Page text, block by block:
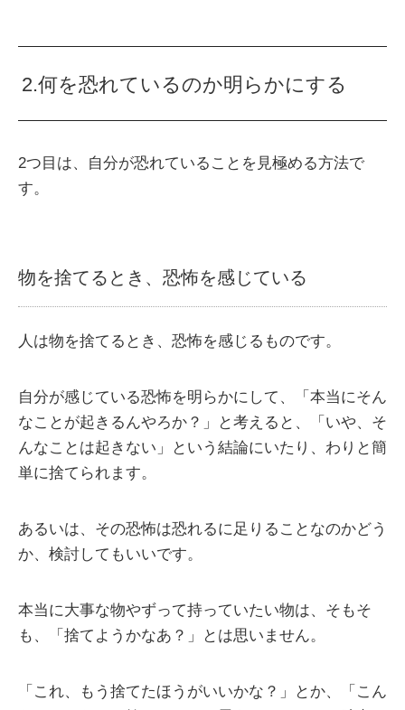
2.何を恐れているのか明らかにする
2つ目は、自分が恐れていることを見極める方法で
す。
物を捨てるとき、恐怖を感じている
人は物を捨てるとき、恐怖を感じるものです。
自分が感じている恐怖を明らかにして、「本当にそん
なことが起きるんやろか？」と考えると、「いや、そ
んなことは起きない」という結論にいたり、わりと簡
単に捨てられます。
あるいは、その恐怖は恐れるに足りることなのかどう
か、検討してもいいです。
本当に大事な物やずって持っていたい物は、そもそ
も、「捨てようかなあ？」とは思いません。
「これ、もう捨てたほうがいいかな？」とか、「こん